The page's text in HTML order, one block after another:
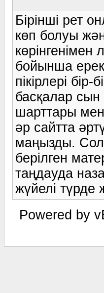
Бірінші рет
көп болуы
бойынша
пікірлері
басқалар
шарттары
әр сайтта
маңызды. Сол
берілген
таңдауда
жүйелі түрде
Powered by